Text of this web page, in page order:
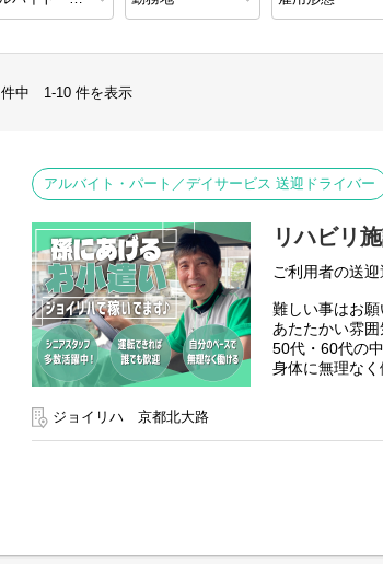
件中 1-10 件を表示
アルバイト・パート／デイサービス 送迎ドライバー
リハビリ
ご利用者の送
難しい事はお願
あたたかい雰
50代・60代の
身体に無理な
ジョイリハ 京都北大路